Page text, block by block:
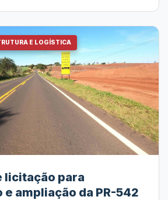
E LOGÍSTICA
licitação para
ampliação da PR-542